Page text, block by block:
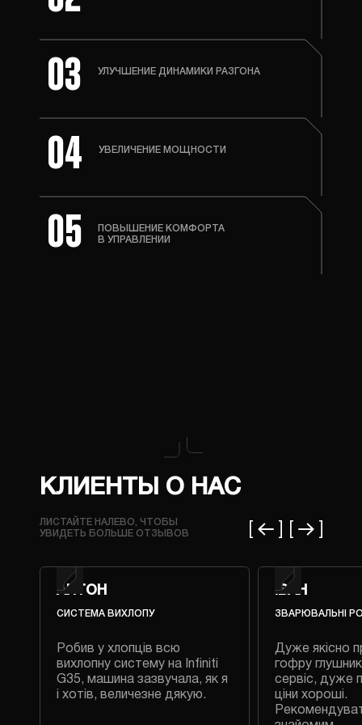
03
УЛУЧШЕНИЕ ДИНАМИКИ РАЗГОНА
04 УВЕЛИЧЕНИЕ МОЩНОСТИ
05
ПОВЫШЕНИЕ КОМФОРТА
В УПРАВЛЕНИИ
КЛИЕНТЫ О НАС
ЛИСТАЙТЕ НАЛЕВО, ЧТОБЫ
УВИДЕТЬ БОЛЬШЕ ОТЗЫВОВ
АНТОН
СИСТЕМА ВИХЛОПУ
Робив у хлопців всю
вихлопну систему на Infiniti
G35, машина зазвучала, як я
і хотів, величезне дякую.
ІВАН
ЗВАРЮВАЛЬНІ
Дуже якісно
гофру
сервіс, дуже
ціни хороші.